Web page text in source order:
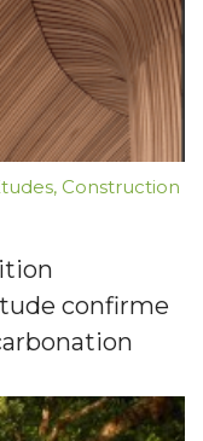
, Construction
confirme